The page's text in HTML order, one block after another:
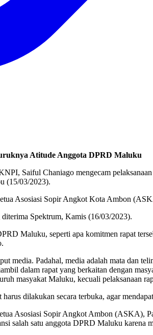
Atitude Anggota DPRD Maluku
Saiful Chaniago mengecam
(15/03/2023).
Asosiasi Sopir Angkot Kota Ambon
Spektrum, Kamis (16/03/2023).
Maluku, seperti apa komitmen rapat
media. Padahal, media adalah mata dan
dalam rapat yang berkaitan dengan
masyakat Maluku, kecuali pelaksanaan
dilakukan secara terbuka, agar
Asosiasi Sopir Angkot Ambon (ASKA),
salah satu anggota DPRD Maluku karena